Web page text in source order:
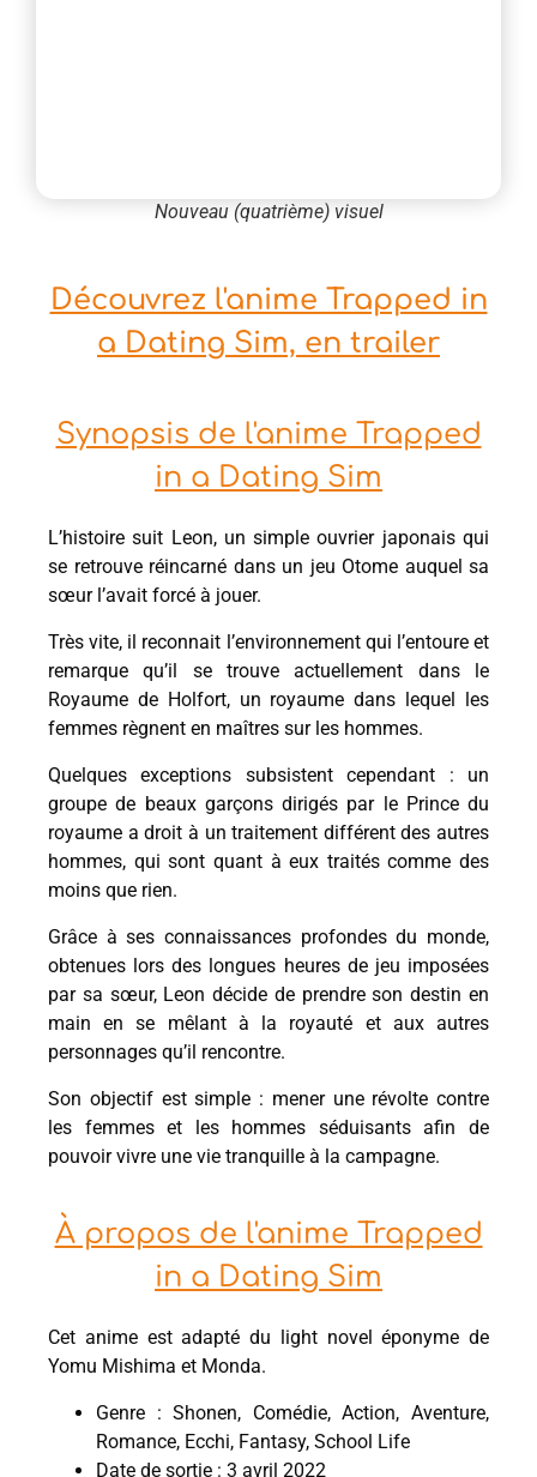
Nouveau (quatrième) visuel
Découvrez l'anime Trapped in
a Dating Sim, en trailer
Synopsis de l'anime Trapped
in a Dating Sim
L’histoire suit Leon, un simple ouvrier japonais qui
se retrouve réincarné dans un jeu Otome auquel sa
sœur l’avait forcé à jouer.
Très vite, il reconnait l’environnement qui l’entoure et
remarque qu’il se trouve actuellement dans le
Royaume de Holfort, un royaume dans lequel les
femmes règnent en maîtres sur les hommes.
Quelques exceptions subsistent cependant : un
groupe de beaux garçons dirigés par le Prince du
royaume a droit à un traitement différent des autres
hommes, qui sont quant à eux traités comme des
moins que rien.
Grâce à ses connaissances profondes du monde,
obtenues lors des longues heures de jeu imposées
par sa sœur, Leon décide de prendre son destin en
main en se mêlant à la royauté et aux autres
personnages qu’il rencontre.
Son objectif est simple : mener une révolte contre
les femmes et les hommes séduisants afin de
pouvoir vivre une vie tranquille à la campagne.
À propos de l'anime Trapped
in a Dating Sim
Cet anime est adapté du light novel éponyme de
Yomu Mishima et Monda.
Genre : Shonen, Comédie, Action, Aventure,
Romance, Ecchi, Fantasy, School Life
Date de sortie : 3 avril 2022